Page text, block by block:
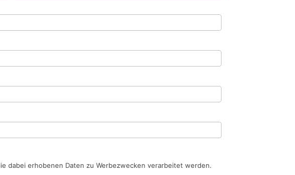
dabei erhobenen Daten zu Werbezwecken verarbeitet werden.